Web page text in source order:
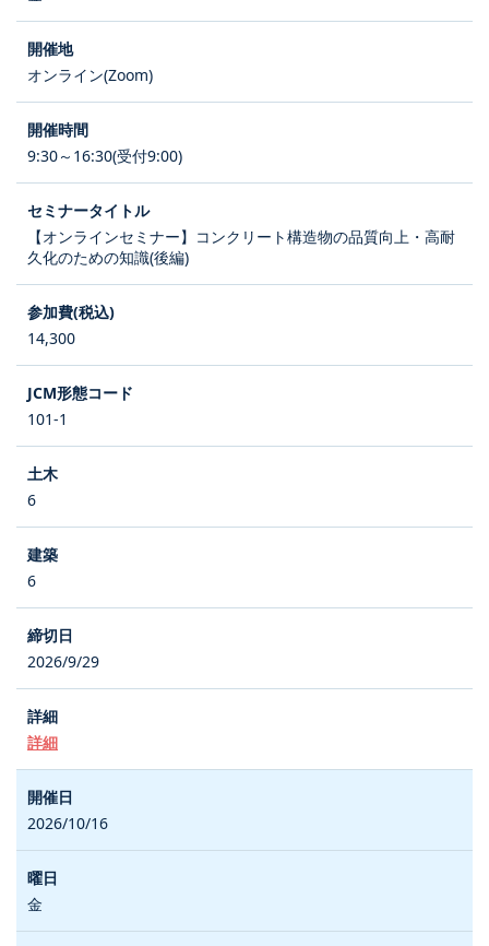
オンライン(Zoom)
9:30～16:30(受付9:00)
【オンラインセミナー】コンクリート構造物の品質向上・高耐
久化のための知識(後編)
14,300
101-1
6
6
2026/9/29
詳細
2026/10/16
金